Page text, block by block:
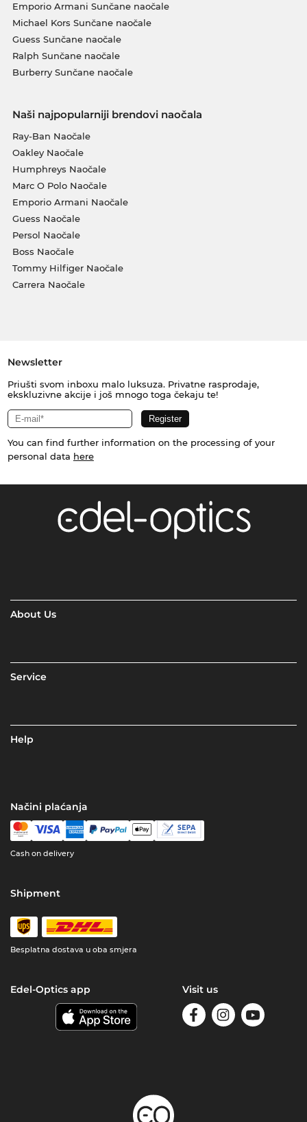
Emporio Armani Sunčane naočale
Michael Kors Sunčane naočale
Guess Sunčane naočale
Ralph Sunčane naočale
Burberry Sunčane naočale
Naši najpopularniji brendovi naočala
Ray-Ban Naočale
Oakley Naočale
Humphreys Naočale
Marc O Polo Naočale
Emporio Armani Naočale
Guess Naočale
Persol Naočale
Boss Naočale
Tommy Hilfiger Naočale
Carrera Naočale
Newsletter
Priušti svom inboxu malo luksuza. Privatne rasprodaje,
ekskluzivne akcije i još mnogo toga čekaju te!
You can find further information on the processing of your
personal data here
About Us
Service
Help
Načini plaćanja
Cash on delivery
Shipment
Besplatna dostava u oba smjera
Edel-Optics app Visit us